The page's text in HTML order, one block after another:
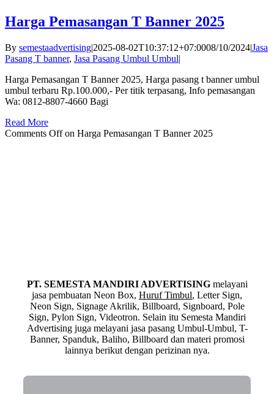
Harga Pemasangan T Banner 2025
By semestaadvertising|2025-08-02T10:37:12+07:0008/10/2024|Jasa
Pasang T banner, Jasa Pasang Umbul Umbul|
Harga Pemasangan T Banner 2025, Harga pasang t banner umbul
umbul terbaru Rp.100.000,- Per titik terpasang, Info pemasangan
Wa: 0812-8807-4660 Bagi
Read More
Comments Offon Harga Pemasangan T Banner 2025
PT. SEMESTA MANDIRI ADVERTISINGmelayani
jasa pembuatan Neon Box, Huruf Timbul, Letter Sign,
Neon Sign, Signage Akrilik, Billboard, Signboard, Pole
Sign, Pylon Sign, Videotron. Selain itu Semesta Mandiri
Advertising juga melayani jasa pasang Umbul-Umbul, T-
Banner, Spanduk, Baliho, Billboard dan materi promosi
lainnya berikut dengan perizinan nya.